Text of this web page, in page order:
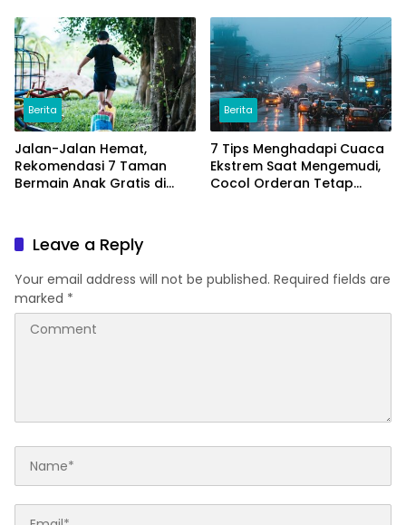
Berita
Jalan-Jalan Hemat,
Rekomendasi 7 Taman
Bermain Anak Gratis di
Berita
7 Tips Menghadapi Cuaca
Ekstrem Saat Mengemudi,
Cocol Orderan Tetap
Leave a Reply
Your email address will not be published. Required fields are
marked *